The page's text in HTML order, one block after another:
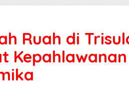
Ruah di
Kepahlawanan